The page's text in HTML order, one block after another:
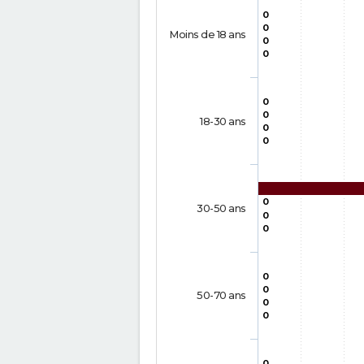
0
0
0
0
0
0
0
0
0
0
0
0
0
0
0
Moins de 18 ans
18-30 ans
30-50 ans
50-70 ans